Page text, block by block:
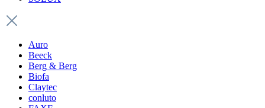
Auro
Beeck
Berg & Berg
Biofa
Claytec
conluto